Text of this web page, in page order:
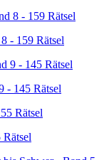
- 159 Rätsel
- 145 Rätsel